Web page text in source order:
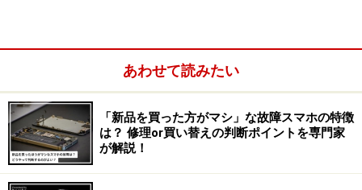
それが、iPhoneの標準Webブラウザ「Safari」でYouTube
にアクセスして、動画を再生した場合に限っては、実は
バックグラウンドでの再生が可能なのです。音楽を再生
しながら、他のアプリを使用できますよ。
あわせて読みたい
「新品を買った方がマシ」な故障スマホの特徴
は？ 修理or買い替えの判断ポイントを専門家
が解説！